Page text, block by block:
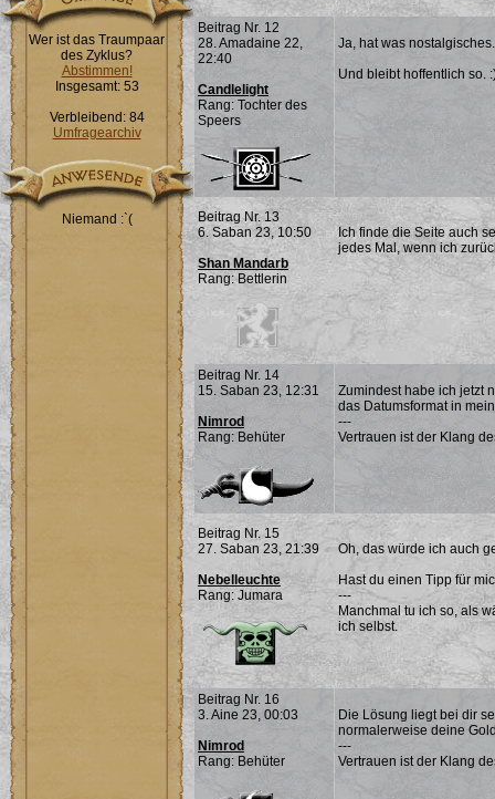
Wer ist das Traumpaar
des Zyklus?
Abstimmen!
Insgesamt: 53
Verbleibend: 84
Umfragearchiv
Niemand :`(
Beitrag Nr. 12
28. Amadaine 22,
22:40
Candlelight
Rang: Tochter des
Speers
Ja, hat was nostalgisches.
Und bleibt hoffentlich so.
Beitrag Nr. 13
6. Saban 23, 10:50
Shan Mandarb
Rang: Bettlerin
Ich finde die Seite auch
jedes Mal, wenn ich
Beitrag Nr. 14
15. Saban 23, 12:31
Nimrod
Rang: Behüter
Zumindest habe ich jetzt
das Datumsformat in
---
Vertrauen ist der Klang
Beitrag Nr. 15
27. Saban 23, 21:39
Nebelleuchte
Rang: Jumara
Oh, das würde ich auch
Hast du einen Tipp für
---
Manchmal tu ich so, als
ich selbst.
Beitrag Nr. 16
3. Aine 23, 00:03
Nimrod
Rang: Behüter
Die Lösung liegt bei dir
normalerweise deine
---
Vertrauen ist der Klang